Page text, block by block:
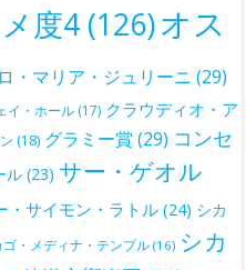
度4 (126)オス
・マリア・ジュリーニ (29)
イ・ホール (17) クラウディオ・ア
(18) グラミー賞 (29) コンセ
ル (23) サー・ゲオル
・サイモン・ラトル (24) シカ
ゴ・メディナ・テンプル (16) シカ